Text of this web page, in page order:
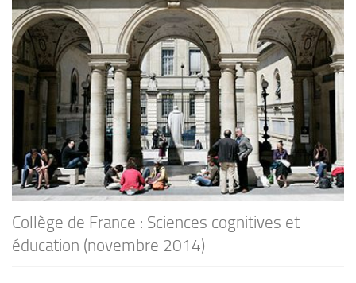
Collège de France : Sciences cognitives et
éducation (novembre 2014)